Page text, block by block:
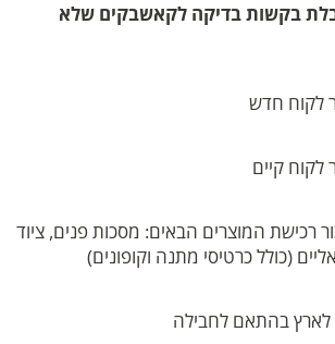
בקשות בדיקה לקאשבקים שלא
רכישת המוצרים הבאים: מסכות פנים, ציוד
(כולל כרטיסי מתנה וקופונים)
לארץ בהתאם לחבילה